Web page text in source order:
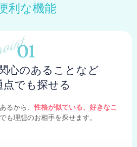
利な機能
心のあることなど
点でも探せる
るから、性格が似ている、好きなこ
も理想のお相手を探せます。